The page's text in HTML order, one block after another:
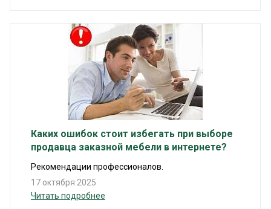
Каких ошибок стоит избегать при выборе
продавца заказной мебели в интернете?
Рекомендации профессионалов.
17 октября 2025
Читать подробнее